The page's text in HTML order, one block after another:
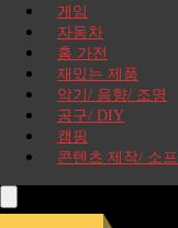
게임
자동차
홈 가전
재밌는 제품
악기/ 음향/ 조명
공구/ DIY
캠핑
콘텐츠 제작/ 소